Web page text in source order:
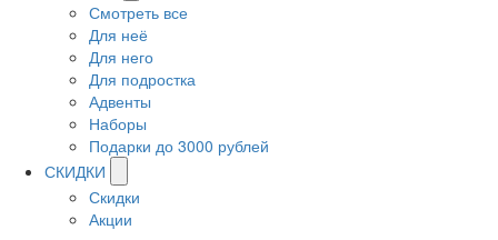
Смотреть все
Для неё
Для него
Для подростка
Адвенты
Наборы
Подарки до 3000 рублей
СКИДКИ
Скидки
Акции